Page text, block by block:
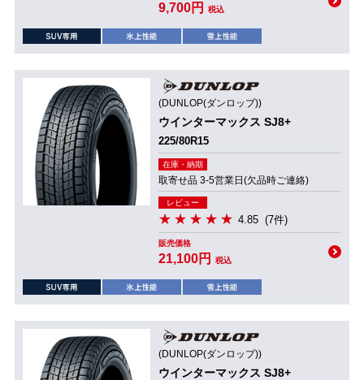
9,700円 税込
(DUNLOP(ダンロップ))
ウインターマックス SJ8+
225/80R15
在庫・納期
取寄せ品 3-5営業日(欠品時ご連絡)
レビュー
4.85 (7件)
販売価格
21,100円 税込
(DUNLOP(ダンロップ))
ウインターマックス SJ8+